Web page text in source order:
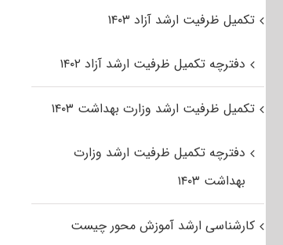
تکمیل ظرفیت ارشد آزاد ۱۴۰۳
دفترچه تکمیل ظرفیت ارشد آزاد ۱۴۰۲
تکمیل ظرفیت ارشد وزارت بهداشت ۱۴۰۳
دفترچه تکمیل ظرفیت ارشد وزارت
بهداشت ۱۴۰۳
کارشناسی ارشد آموزش محور چیست